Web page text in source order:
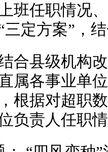
班任职情况
定方案”，
县级机构改
属各事业单
根据对超职
负责人任职